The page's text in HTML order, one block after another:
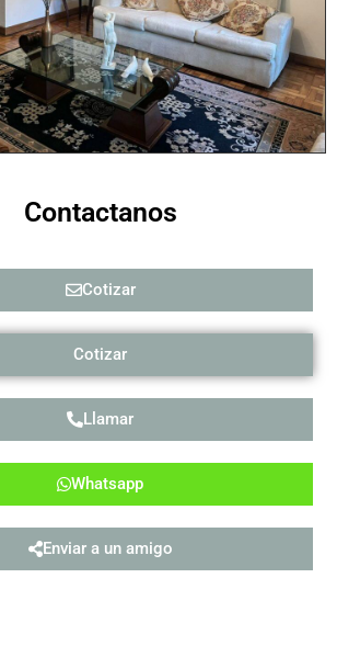
Contactanos
Cotizar
Cotizar
Llamar
Whatsapp
Enviar a un amigo